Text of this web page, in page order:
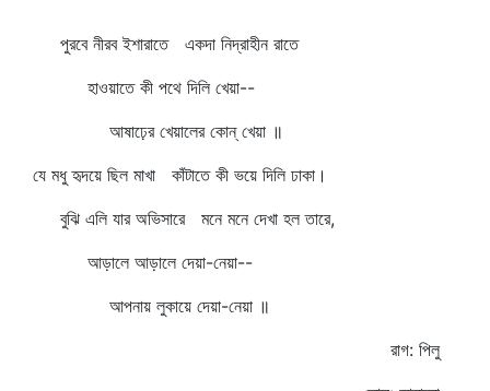
পুরবে নীরব ইশারাতে একদা নিদ্রাহীন রাতে
হাওয়াতে কী পথে দিলি খেয়া--
আষাঢ়ের খেয়ালের কোন্‌ খেয়া ॥
যে মধু হৃদয়ে ছিল মাখা কাঁটাতে কী ভয়ে দিলি ঢাকা।
বুঝি এলি যার অভিসারে মনে মনে দেখা হল তারে,
আড়ালে আড়ালে দেয়া-নেয়া--
আপনায় লুকায়ে দেয়া-নেয়া ॥
রাগ: পিলু